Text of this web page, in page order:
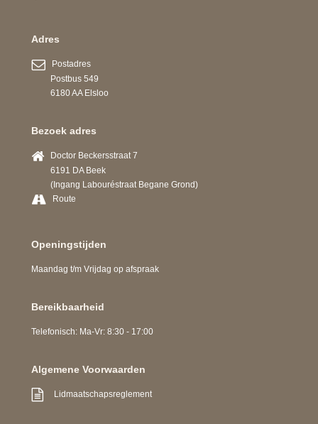
Adres
Postadres
Postbus 549
6180 AA Elsloo
Bezoek adres
Doctor Beckersstraat 7
6191 DA Beek
(Ingang Labouréstraat Begane Grond)
Route
Openingstijden
Maandag t/m Vrijdag op afspraak
Bereikbaarheid
Telefonisch: Ma-Vr: 8:30 - 17:00
Algemene Voorwaarden
Lidmaatschapsreglement